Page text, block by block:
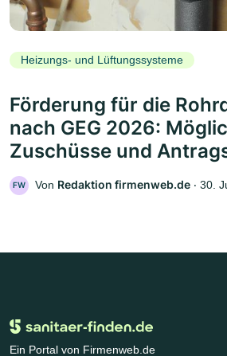
Heizungs- und Lüftungssysteme
Förderung für die
nach GEG 2026:
Zuschüsse und
FW Von Redaktion firmenweb.de ‧ 30.
Ein Portal von Firmenweb.de